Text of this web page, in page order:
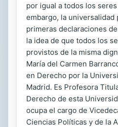
por igual a todos los
embargo, la universalidad
primeras declaraciones
la idea de que todos los
provistos de la misma
María del Carmen
en Derecho por la
Madrid. Es Profesora
Derecho de esta
ocupa el cargo de
Ciencias Políticas y de la